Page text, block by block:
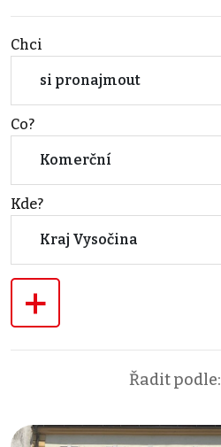
Chci
si pronajmout
Co?
Komerční
Kde?
Kraj Vysočina
+
Řadit podle: